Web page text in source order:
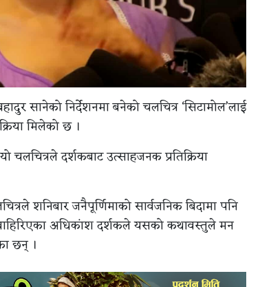
सानेको निर्देशनमा बनेको चलचित्र ‘सिटामोल’लाई
मिलेको छ ।
चलचित्रले दर्शकबाट उत्साहजनक प्रतिक्रिया
शनिबार जनैपूर्णिमाको सार्वजनिक बिदामा पनि
अधिकांश दर्शकले यसको कथावस्तुले मन
छन् ।